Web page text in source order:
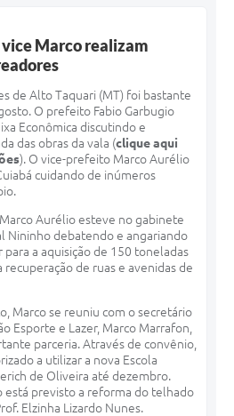
Marco realizam
de Alto Taquari (MT) foi bastante
O prefeito Fabio Garbugio
Econômica discutindo e
das obras da vala (clique aqui
). O vice-prefeito Marco Aurélio
cuidando de inúmeros
Aurélio esteve no gabinete
Nininho debatendo e angariando
a aquisição de 150 toneladas
recuperação de ruas e avenidas de
Marco se reuniu com o secretário
Esporte e Lazer, Marco Marrafon,
parceria. Através de convênio,
a utilizar a nova Escola
de Oliveira até dezembro.
está previsto a reforma do telhado
Elzinha Lizardo Nunes.